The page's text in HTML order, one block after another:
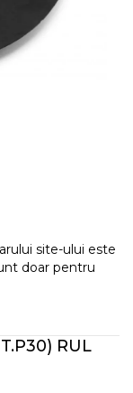
site-ului este
doar pentru
RUL